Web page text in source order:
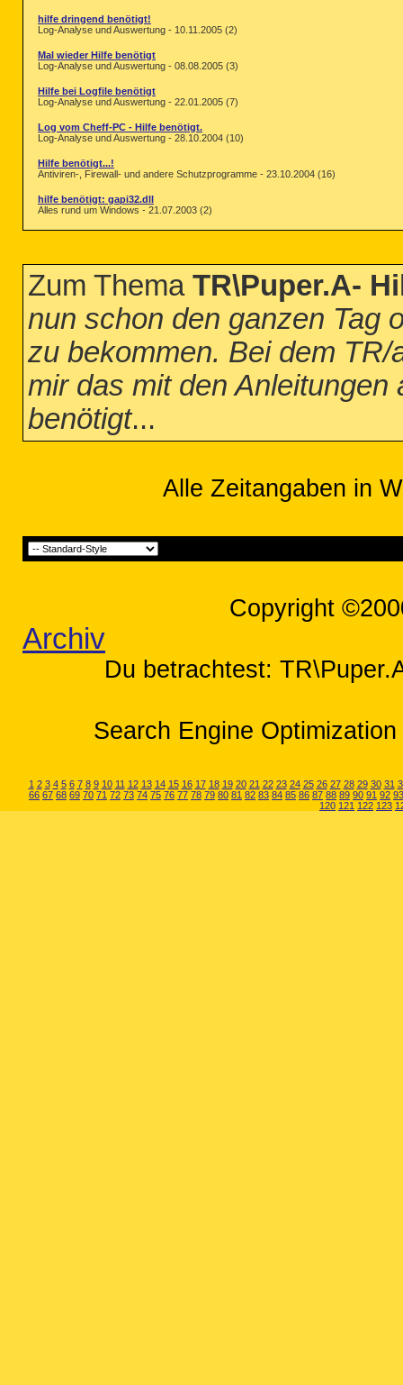
hilfe dringend benötigt!
Log-Analyse und Auswertung - 10.11.2005 (2)
Mal wieder Hilfe benötigt
Log-Analyse und Auswertung - 08.08.2005 (3)
Hilfe bei Logfile benötigt
Log-Analyse und Auswertung - 22.01.2005 (7)
Log vom Cheff-PC - Hilfe benötigt.
Log-Analyse und Auswertung - 28.10.2004 (10)
Hilfe benötigt...!
Antiviren-, Firewall- und andere Schutzprogramme - 23.10.2004 (16)
hilfe benötigt: gapi32.dll
Alles rund um Windows - 21.07.2003 (2)
Zum Thema TR\Puper.A-
nun schon den ganzen Tag
zu bekommen. Bei dem
mir das mit den
benötigt...
Alle Zeitangaben in
Copyright
Archiv
Du betrachtest:
Search Engine
1 2 3 4 5 6 7 8 9 10 11 12 13 14 15 16 17 18 19 20 21 22 23 24 25 26 27 28 29 30 31
66 67 68 69 70 71 72 73 74 75 76 77 78 79 80 81 82 83 84 85 86 87 88 89 90 91 92 93
120 121 122 123